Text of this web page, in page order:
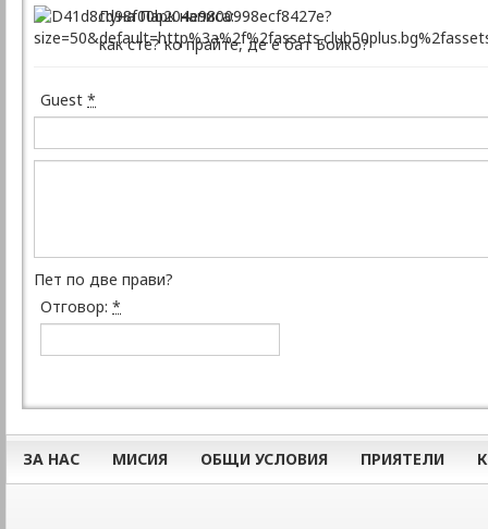
Луна Парк написа:
как сте? ко прайте, де е бат Бойко?
Guest *
Пет по две прави?
Отговор: *
ЗА НАС МИСИЯ ОБЩИ УСЛОВИЯ ПРИЯТЕЛИ